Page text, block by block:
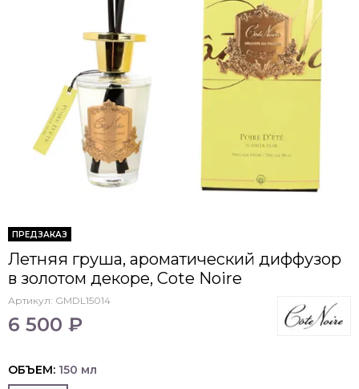
ПРЕДЗАКАЗ
Летняя груша, ароматический диффузор
в золотом декоре, Cote Noire
Артикул: GMDL15014
6 500 ₽
ОБЪЕМ: 150 мл